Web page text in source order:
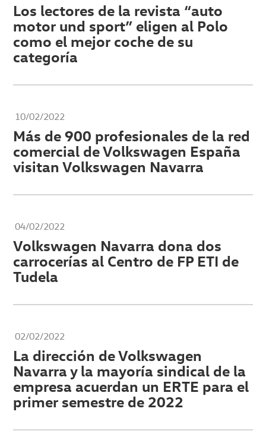
Los lectores de la revista “auto
motor und sport” eligen al Polo
como el mejor coche de su
categoría
10/02/2022
Más de 900 profesionales de la red
comercial de Volkswagen España
visitan Volkswagen Navarra
04/02/2022
Volkswagen Navarra dona dos
carrocerías al Centro de FP ETI de
Tudela
02/02/2022
La dirección de Volkswagen
Navarra y la mayoría sindical de la
empresa acuerdan un ERTE para el
primer semestre de 2022